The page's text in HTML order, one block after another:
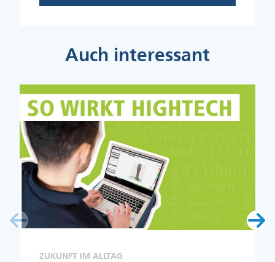
Auch interessant
ZUKUNFT IM ALLTAG